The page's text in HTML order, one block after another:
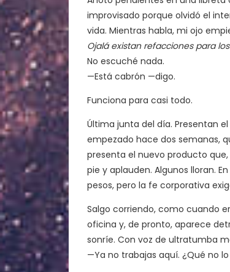
improvisado porque olvidó el
vida. Mientras habla, mi ojo
Ojalá existan refacciones para
No escuché nada.
—Está cabrón —digo.
Funciona para casi todo.
Última junta del día. Presentan
empezado hace dos semanas,
presenta el nuevo producto que,
pie y aplauden. Algunos lloran.
pesos, pero la fe corporativa
Salgo corriendo, como cuando
oficina y, de pronto, aparece
sonríe. Con voz de ultratumba
—Ya no trabajas aquí. ¿Qué no